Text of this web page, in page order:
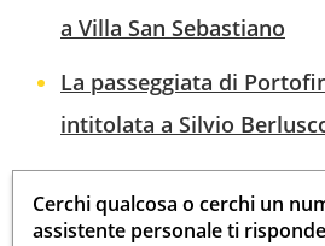
a Villa San Sebastiano
La passeggiata di
intitolata a Silvio
Cerchi qualcosa o cerchi un
assistente personale ti